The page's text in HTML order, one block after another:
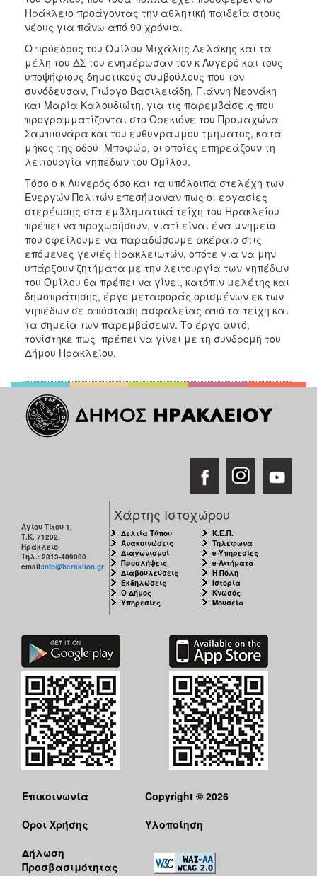
Ηράκλειο προάγοντας την αθλητική παιδεία στους
νέους για πάνω από 90 χρόνια.
Ο πρόεδρος του Ομίλου Μιχάλης Δελάκης και τα
μέλη του ΔΣ του ενημέρωσαν τον κ Λυγερό και τους
υποψήφιους δημοτικούς συμβούλους που τον
συνόδευσαν, Γιώργο Βασιλειάδη, Γιάννη Νεονάκη
και Μαρία Καλουδιώτη, για τις παρεμβάσεις που
προγραμματίζονται στο Ορεκιόνε του Προμαχώνα
Σαμπιονάρα και του ευθυγράμμου τμήματος, κατά
μήκος της οδού Μποφώρ, οι οποίες επηρεάζουν τη
λειτουργία γηπέδων του Ομίλου.
Τόσο ο κ Λυγερός όσο και τα υπόλοιπα στελέχη των
Ενεργών Πολιτών επεσήμαναν πως οι εργασίες
στερέωσης στα εμβληματικά τείχη του Ηρακλείου
πρέπει να προχωρήσουν, γιατί είναι ένα μνημείο
που οφείλουμε να παραδώσουμε ακέραιο στις
επόμενες γενιές Ηρακλειωτών, οπότε για να μην
υπάρξουν ζητήματα με την λειτουργία των γηπέδων
του Ομίλου θα πρέπει να γίνει, κατόπιν μελέτης και
δημοπράτησης, έργο μεταφοράς ορισμένων εκ των
γηπέδων σε απόσταση ασφαλείας από τα τείχη και
τα σημεία των παρεμβάσεων. Το έργο αυτό,
τονίστηκε πως πρέπει να γίνει με τη συνδρομή του
Δήμου Ηρακλείου.
Αγίου Τίτου 1,
Τ.Κ. 71202,
Ηράκλειο
Τηλ.: 2813-409000
email:info@heraklion.gr
Χάρτης Ιστοχώρου
Δελτία Τύπου
Ανακοινώσεις
Διαγωνισμοί
Προσλήψεις
Διαβουλεύσεις
Εκδηλώσεις
Ο Δήμος
Υπηρεσίες
Κ.Ε.Π.
Τηλέφωνα
e-Υπηρεσίες
e-Αιτήματα
Η Πόλη
Ιστορία
Κνωσός
Μουσεία
Επικοινωνία
Όροι Χρήσης
Δήλωση
Προσβασιμότητας
Copyright © 2026
Υλοποίηση